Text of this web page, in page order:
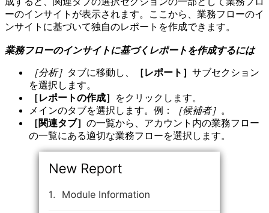
ーのインサイトが表示されます。ここから、業務フローのイ
ンサイトに基づいて独自のレポートを作成できます。
業務フローのインサイトに基づくレポートを作成するには
［分析］ タブに移動し、 ［レポート］ サブセクション
を選択します。
［レポートの作成］
をクリックします。
メインのタブを選択します。例：
［候補者］ 。
［関連タブ］ の一覧から、アカウント内の業務フロー
の一覧にある適切な業務フローを選択します。